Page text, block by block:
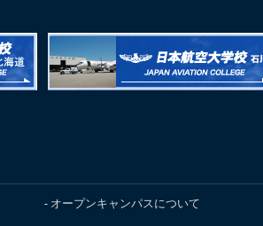
オープンキャンパスについて